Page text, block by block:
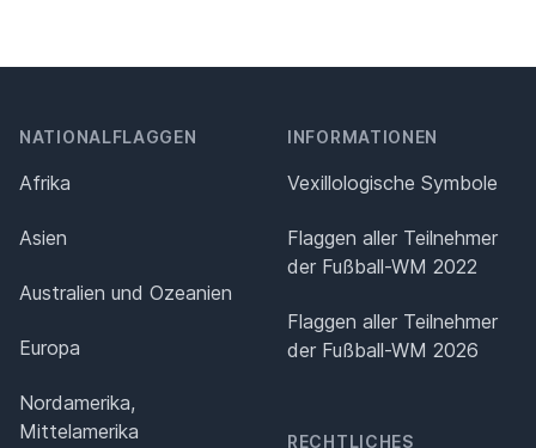
NATIONALFLAGGEN
Afrika
Asien
Australien und Ozeanien
Europa
Nordamerika,
Mittelamerika
INFORMATIONEN
Vexillologische Symbole
Flaggen aller Teilnehmer
der Fußball-WM 2022
Flaggen aller Teilnehmer
der Fußball-WM 2026
RECHTLICHES